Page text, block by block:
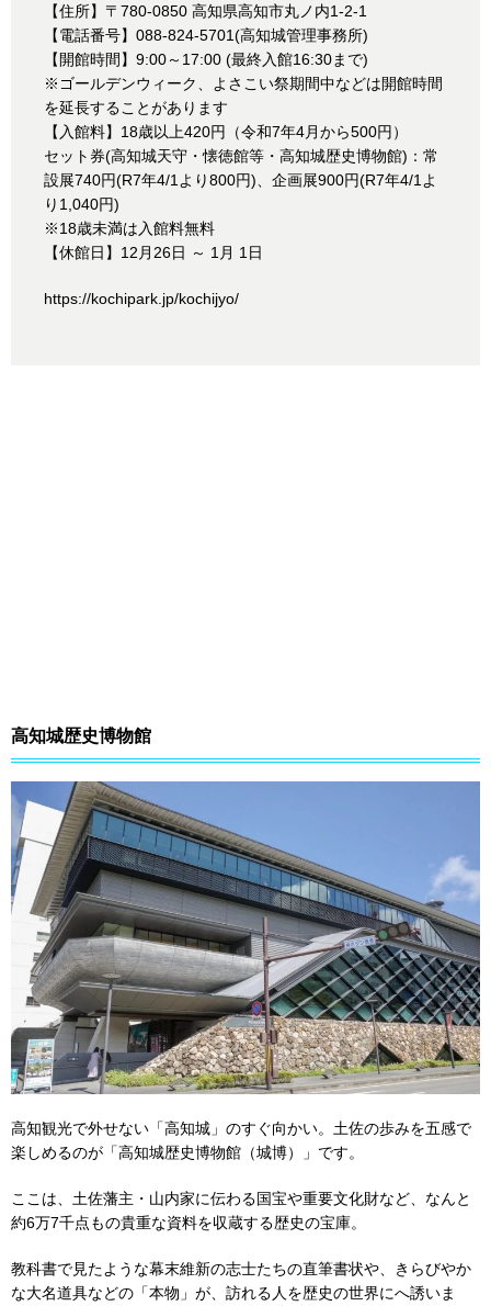
【住所】〒780-0850 高知県高知市丸ノ内1-2-1
【電話番号】088-824-5701(高知城管理事務所)
【開館時間】9:00～17:00 (最終入館16:30まで)
※ゴールデンウィーク、よさこい祭期間中などは開館時間
を延長することがあります
【入館料】18歳以上420円（令和7年4月から500円）
セット券(高知城天守・懐徳館等・高知城歴史博物館)：常
設展740円(R7年4/1より800円)、企画展900円(R7年4/1よ
り1,040円)
※18歳未満は入館料無料
【休館日】12月26日 ～ 1月 1日
https://kochipark.jp/kochijyo/
高知城歴史博物館
高知観光で外せない「高知城」のすぐ向かい。土佐の歩みを五感で
楽しめるのが「高知城歴史博物館（城博）」です。
ここは、土佐藩主・山内家に伝わる国宝や重要文化財など、なんと
約6万7千点もの貴重な資料を収蔵する歴史の宝庫。
教科書で見たような幕末維新の志士たちの直筆書状や、きらびやか
な大名道具などの「本物」が、訪れる人を歴史の世界にへ誘いま